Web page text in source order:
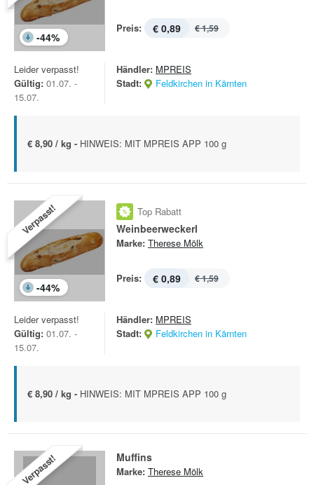
-44%
Preis: € 0,89 € 1,59
Leider verpasst!
Gültig: 01.07. -
15.07.
Händler: MPREIS
Stadt:
Feldkirchen in Kärnten
€ 8,90 / kg - HINWEIS: MIT MPREIS APP 100 g
Verpasst!
-44%
Top Rabatt
Weinbeerweckerl
Marke: Therese Mölk
Preis: € 0,89 € 1,59
Leider verpasst!
Gültig: 01.07. -
15.07.
Händler: MPREIS
Stadt:
Feldkirchen in Kärnten
€ 8,90 / kg - HINWEIS: MIT MPREIS APP 100 g
Verpasst! Muffins
Marke: Therese Mölk